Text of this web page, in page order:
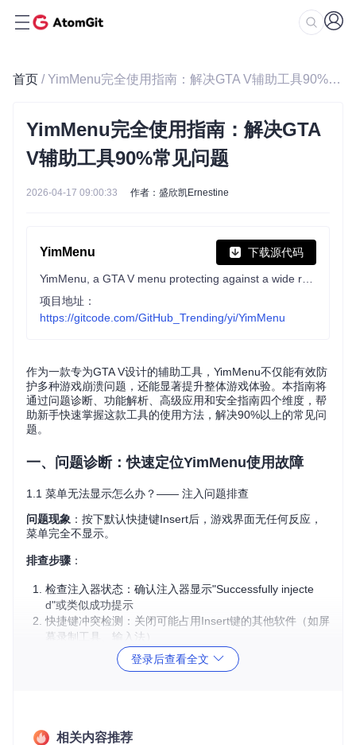
首页 / YimMenu完全使用指南：解决GTA V辅助工具90%常见问题
YimMenu完全使用指南：解决GTA
V辅助工具90%常见问题
2026-04-17 09:00:33 作者：盛欣凯Ernestine
YimMenu 下载源代码
项目地址：
https://gitcode.com/GitHub_Trending/yi/YimMenu
作为一款专为GTA V设计的辅助工具，YimMenu不仅能有效防
护多种游戏崩溃问题，还能显著提升整体游戏体验。本指南将
通过问题诊断、功能解析、高级应用和安全指南四个维度，帮
助新手快速掌握这款工具的使用方法，解决90%以上的常见问
题。
一、问题诊断：快速定位YimMenu使用故障
1.1 菜单无法显示怎么办？—— 注入问题排查
问题现象 ：按下默认快捷键Insert后，游戏界面无任何反应，
菜单完全不显示。
排查步骤 ：
检查注入器状态：确认注入器显示"Successfully injecte
d"或类似成功提示
快捷键冲突检测：关闭可能占用Insert键的其他软件（如屏
幕录制工具、输入法）
进程验证：在任务管理器中确认YimMenu相关进程是否正
登录后查看全文
相关内容推荐